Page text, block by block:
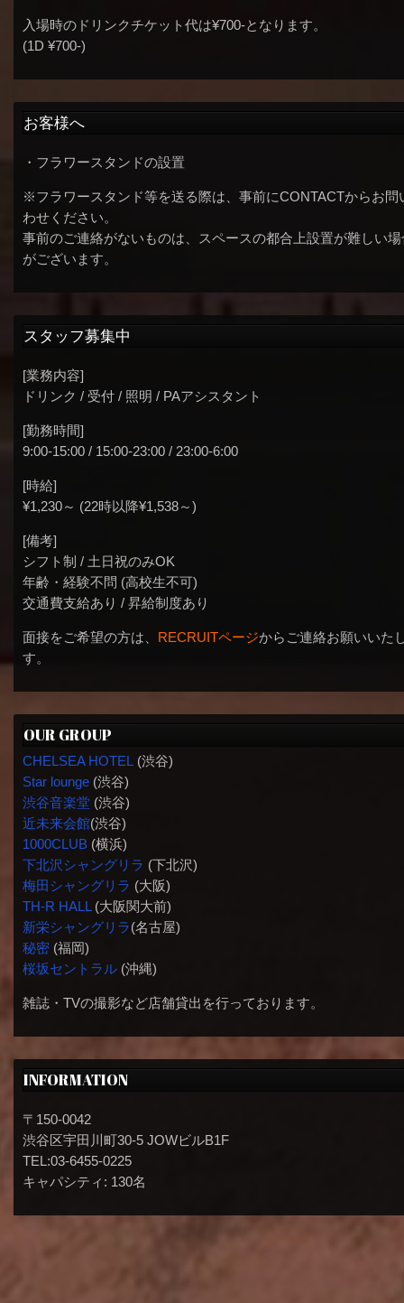
入場時のドリンクチケット代は¥700-となります。
(1D ¥700-)
お客様へ
・フラワースタンドの設置
※フラワースタンド等を送る際は、事前にCONTACTからお問
わせください。
事前のご連絡がないものは、スペースの都合上設置が難しい場
がございます。
スタッフ募集中
[業務内容]
ドリンク / 受付 / 照明 / PAアシスタント
[勤務時間]
9:00-15:00 / 15:00-23:00 / 23:00-6:00
[時給]
¥1,230～ (22時以降¥1,538～)
[備考]
シフト制 / 土日祝のみOK
年齢・経験不問 (高校生不可)
交通費支給あり / 昇給制度あり
面接をご希望の方は、 RECRUITページからご連絡お願いいた
す。
OUR GROUP
CHELSEA HOTEL (渋谷)
Star lounge(渋谷)
渋谷音楽堂(渋谷)
近未来会館(渋谷)
1000CLUB(横浜)
下北沢シャングリラ (下北沢)
梅田シャングリラ (大阪)
TH-R HALL(大阪関大前)
新栄シャングリラ(名古屋)
秘密(福岡)
桜坂セントラル(沖縄)
雑誌・TVの撮影など店舗貸出を行っております。
INFORMATION
〒150-0042
渋谷区宇田川町30-5 JOWビルB1F
TEL:03-6455-0225
キャパシティ: 130名